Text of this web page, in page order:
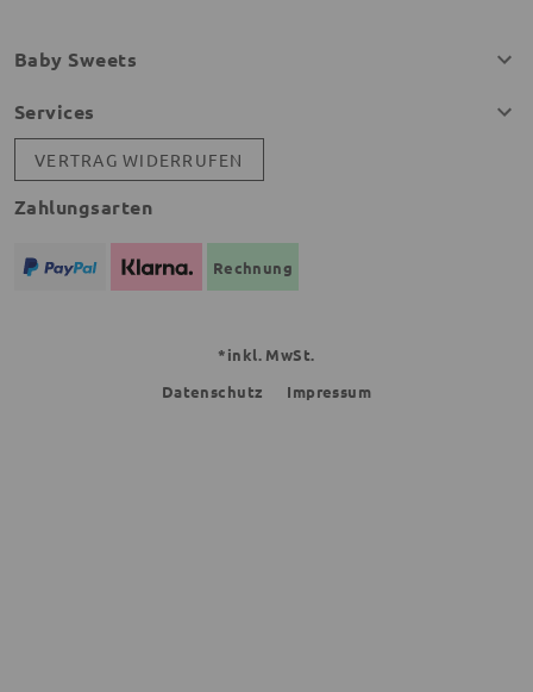
Baby Sweets
Services
VERTRAG WIDERRUFEN
Zahlungsarten
Rechnung
*inkl. MwSt.
Datenschutz
Impressum